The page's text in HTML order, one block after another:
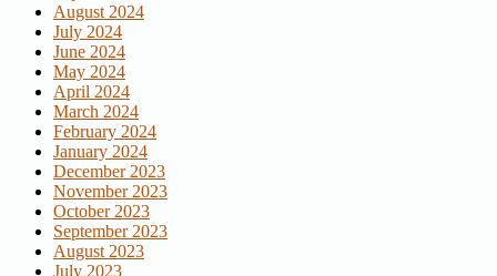
August 2024
July 2024
June 2024
May 2024
April 2024
March 2024
February 2024
January 2024
December 2023
November 2023
October 2023
September 2023
August 2023
July 2023